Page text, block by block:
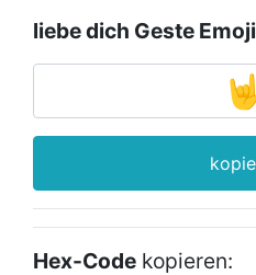
liebe dich Geste Emoji
Hex-Code kopieren: